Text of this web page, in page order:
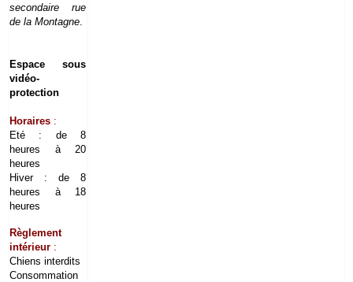
secondaire rue
de la Montagne
Espace sous
vidéo-
protection
Horaires :
Eté : de 8
heures à 20
heures
Hiver : de 8
heures à 18
heures
Règlement
intérieur :
Chiens interdits
Consommation